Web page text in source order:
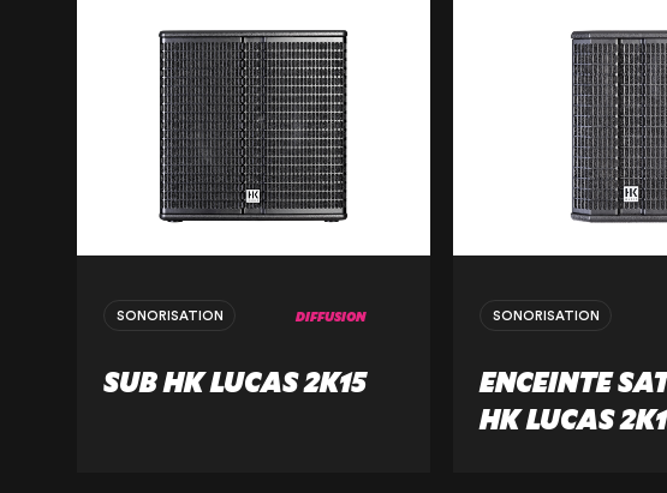
SONORISATION DIFFUSION
SUB HK LUCAS 2K15
SONORISATION
ENCEINTE
HK LUCAS